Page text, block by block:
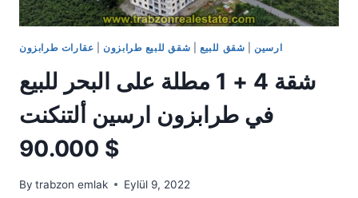
ارسين| شقق للبيع| شقق للبيع طرابزون| عقارات طرابزون
شقة 4 + 1 مطلة على البحر للبيع
في طرابزون ارسين ألتنكنت
90.000 $
By trabzon emlak Eylül 9, 2022